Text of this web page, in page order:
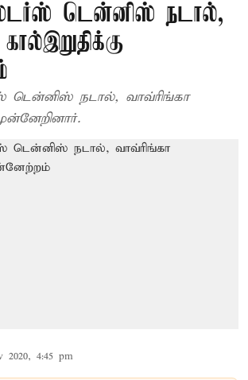
டென்னிஸ் நடால்,
டென்னிஸ் நடால், வாவ்ரிங்கா
2020, 4:45 pm